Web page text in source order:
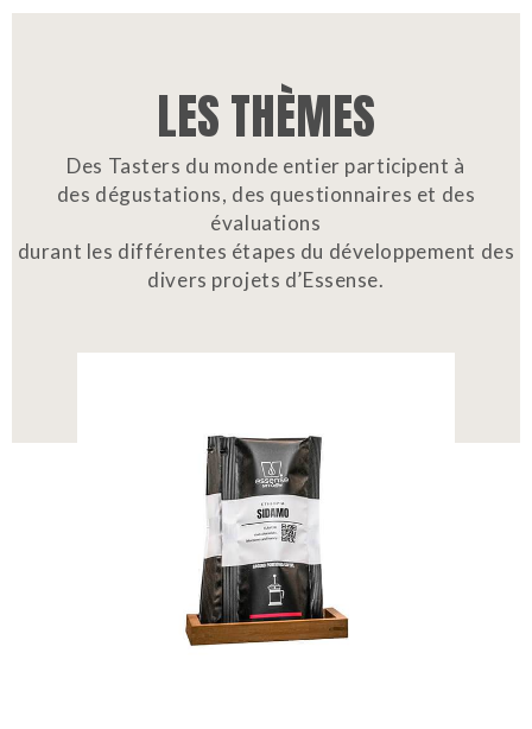
LES THÈMES
Des Tasters du monde entier participent à
des dégustations, des questionnaires et des
évaluations
durant les différentes étapes du développement des
divers projets d’Essense.